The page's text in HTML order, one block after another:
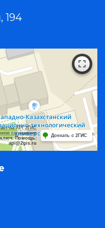
194
на API 2ГИС
соглашение
ключ. Помощь:
api@2gis.ru
Доехать с 2ГИС